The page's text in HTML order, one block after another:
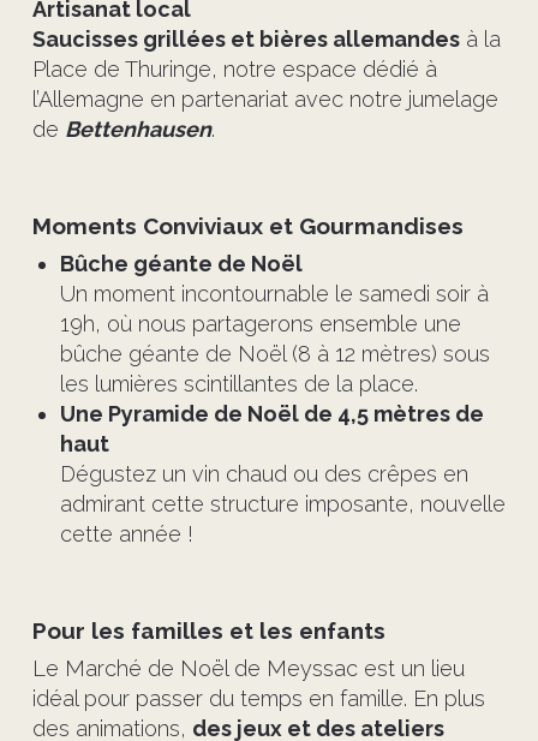
Artisanat local
Saucisses grillées et bières allemandes à la
Place de Thuringe, notre espace dédié à
l’Allemagne en partenariat avec notre jumelage
de Bettenhausen.
Moments Conviviaux et Gourmandises
Bûche géante de Noël
Un moment incontournable le samedi soir à
19h, où nous partagerons ensemble une
bûche géante de Noël (8 à 12 mètres) sous
les lumières scintillantes de la place.
Une Pyramide de Noël de 4,5 mètres de
haut
Dégustez un vin chaud ou des crêpes en
admirant cette structure imposante, nouvelle
cette année !
Pour les familles et les enfants
Le Marché de Noël de Meyssac est un lieu
idéal pour passer du temps en famille. En plus
des animations, des jeux et des ateliers